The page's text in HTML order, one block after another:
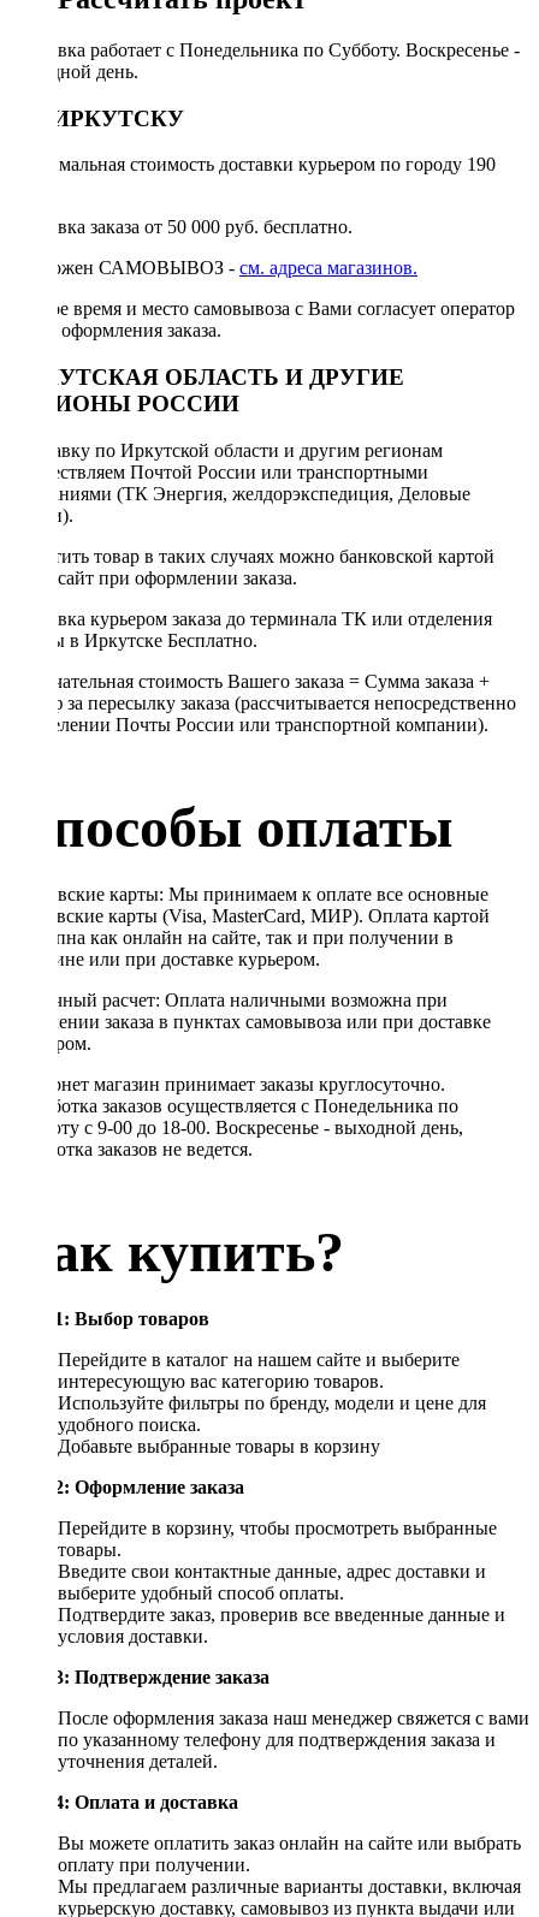
Доставка работает с Понедельника по Субботу. Воскресенье -
выходной день.
ПО ИРКУТСКУ
Минимальная стоимость доставки курьером по городу 190
Доставка заказа от 50 000 руб. бесплатно.
Возможен САМОВЫВОЗ - см. адреса магазинов.
Точное время и место самовывоза с Вами согласует оператор
после оформления заказа.
ИРКУТСКАЯ ОБЛАСТЬ И ДРУГИЕ
РЕГИОНЫ РОССИИ
Отправку по Иркутской области и другим регионам
осуществляем Почтой России или транспортными
компаниями (ТК Энергия, желдорэкспедиция, Деловые
линии).
Оплатить товар в таких случаях можно банковской картой
через сайт при оформлении заказа.
Доставка курьером заказа до терминала ТК или отделения
Почты в Иркутске Бесплатно.
Окончательная стоимость Вашего заказа = Сумма заказа +
Тариф за пересылку заказа (рассчитывается непосредственно
в отделении Почты России или транспортной компании).
Способы оплаты
Банковские карты: Мы принимаем к оплате все основные
банковские карты (Visa, MasterCard, МИР). Оплата картой
доступна как онлайн на сайте, так и при получении в
магазине или при доставке курьером.
Наличный расчет: Оплата наличными возможна при
получении заказа в пунктах самовывоза или при доставке
курьером.
Интернет магазин принимает заказы круглосуточно.
Обработка заказов осуществляется с Понедельника по
Субботу с 9-00 до 18-00. Воскресенье - выходной день,
обработка заказов не ведется.
Как купить?
Шаг 1: Выбор товаров
Перейдите в каталог на нашем сайте и выберите
интересующую вас категорию товаров.
Используйте фильтры по бренду, модели и цене для
удобного поиска.
Добавьте выбранные товары в корзину
Шаг 2: Оформление заказа
Перейдите в корзину, чтобы просмотреть выбранные
товары.
Введите свои контактные данные, адрес доставки и
выберите удобный способ оплаты.
Подтвердите заказ, проверив все введенные данные и
условия доставки.
Шаг 3: Подтверждение заказа
После оформления заказа наш менеджер свяжется с вами
по указанному телефону для подтверждения заказа и
уточнения деталей.
Шаг 4: Оплата и доставка
Вы можете оплатить заказ онлайн на сайте или выбрать
оплату при получении.
Мы предлагаем различные варианты доставки, включая
курьерскую доставку, самовывоз из пункта выдачи или